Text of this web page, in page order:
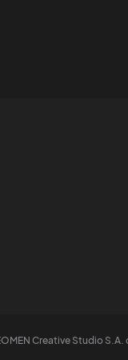
Creative Studio S.A.